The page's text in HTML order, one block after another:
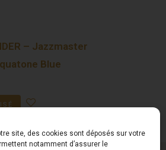
site, des cookies sont déposés sur votre
notamment d’assurer le
– Jazzmaster
Blue